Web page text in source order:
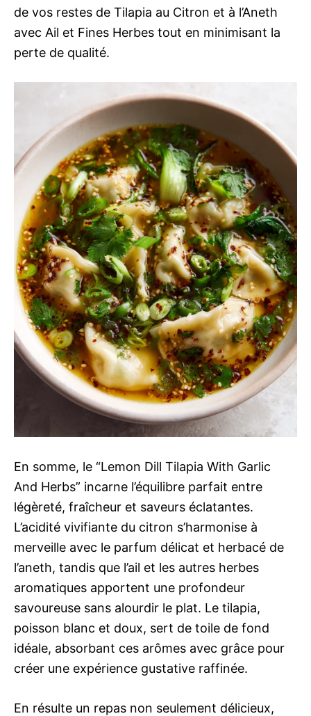
de vos restes de Tilapia au Citron et à l’Aneth
avec Ail et Fines Herbes tout en minimisant la
perte de qualité.
En somme, le “Lemon Dill Tilapia With Garlic
And Herbs” incarne l’équilibre parfait entre
légèreté, fraîcheur et saveurs éclatantes.
L’acidité vivifiante du citron s’harmonise à
merveille avec le parfum délicat et herbacé de
l’aneth, tandis que l’ail et les autres herbes
aromatiques apportent une profondeur
savoureuse sans alourdir le plat. Le tilapia,
poisson blanc et doux, sert de toile de fond
idéale, absorbant ces arômes avec grâce pour
créer une expérience gustative raffinée.
En résulte un repas non seulement délicieux,